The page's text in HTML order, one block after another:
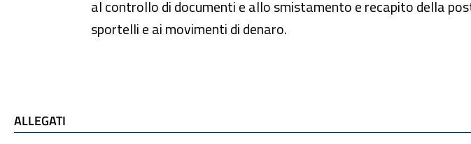
al controllo di documenti e allo smistamento e recapito della
sportelli e ai movimenti di denaro.
ALLEGATI
ALLEGATI